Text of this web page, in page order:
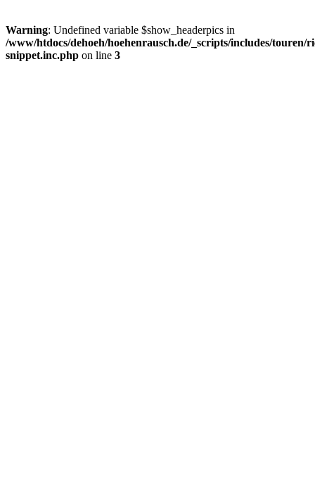
Warning: Undefined variable $show_headerpics in
/www/htdocs/dehoeh/hoehenrausch.de/_scripts/includes/touren/
snippet.inc.php on line 3